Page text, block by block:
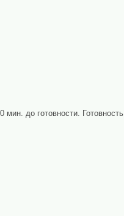
до готовности. Готовность